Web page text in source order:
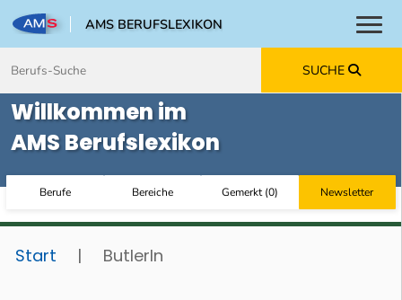
AMS BERUFSLEXIKON
SUCHE
Willkommen im
AMS Berufslexikon
Berufe Bereiche Gemerkt(0) Newsletter
Start | ButlerIn